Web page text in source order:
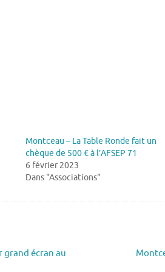
Montceau – La Table Ronde fait un
chèque de 500 € à l’AFSEP 71
6 février 2023
Dans "Associations"
grand écran au